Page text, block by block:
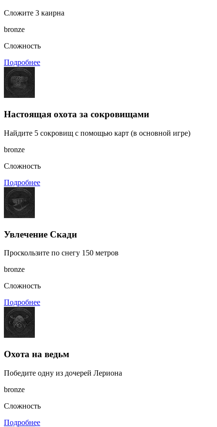
Сложите 3 каирна
bronze
Сложность
Подробнее
Настоящая охота за сокровищами
Найдите 5 сокровищ с помощью карт (в основной игре)
bronze
Сложность
Подробнее
Увлечение Скади
Проскользите по снегу 150 метров
bronze
Сложность
Подробнее
Охота на ведьм
Победите одну из дочерей Лериона
bronze
Сложность
Подробнее